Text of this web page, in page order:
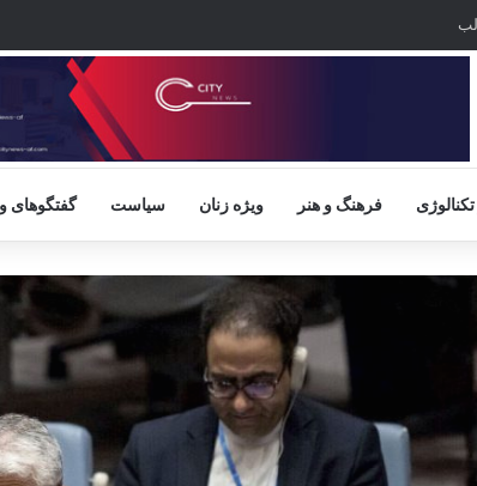
فرهنگ و هنر ویژه زنان سیاست گفتگوهای